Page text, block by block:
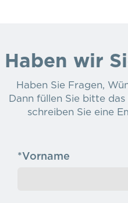
Haben wir
Haben Sie Fragen,
Dann füllen Sie bitte
schreiben Sie eine
*Vorname